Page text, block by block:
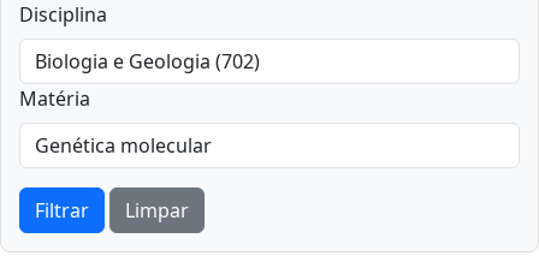
Disciplina
Matéria
Filtrar Limpar